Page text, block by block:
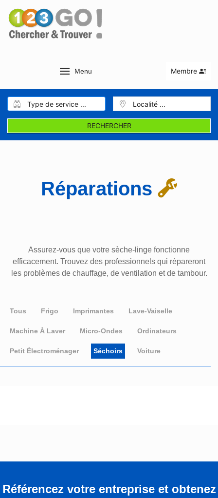
Menu Membre
RECHERCHER
Réparations
Assurez-vous que votre sèche-linge fonctionne
efficacement. Trouvez des professionnels qui répareront
les problèmes de chauffage, de ventilation et de tambour.
Tous Frigo Imprimantes Lave-Vaiselle
Machine À Laver Micro-Ondes Ordinateurs
Petit Électroménager Séchoirs Voiture
Référencez votre entreprise et obtenez